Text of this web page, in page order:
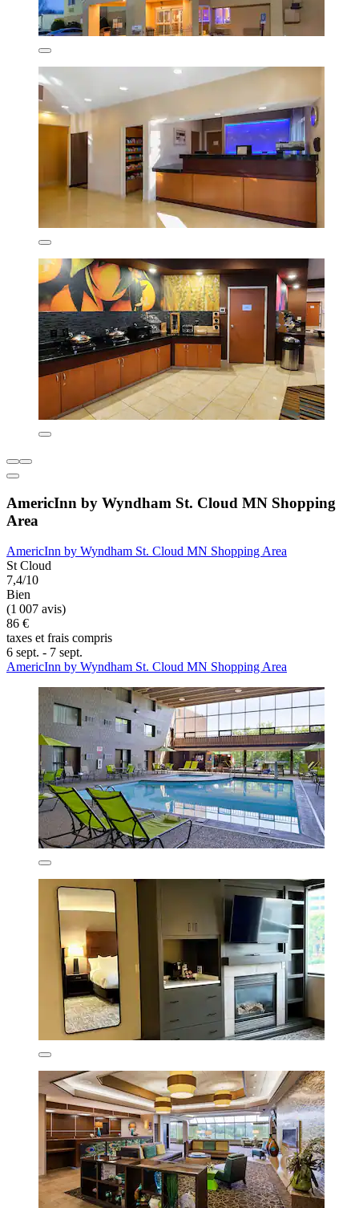
AmericInn by Wyndham St. Cloud MN Shopping
Area
AmericInn by Wyndham St. Cloud MN Shopping Area
St Cloud
7,4/10
Bien
(1 007 avis)
86 €
taxes et frais compris
6 sept. - 7 sept.
AmericInn by Wyndham St. Cloud MN Shopping Area